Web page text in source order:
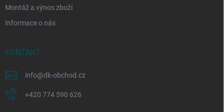
Montáž a výnos zboží
Informace o nás
KONTAKT
info@dk-obchod.cz
+420 774 590 626